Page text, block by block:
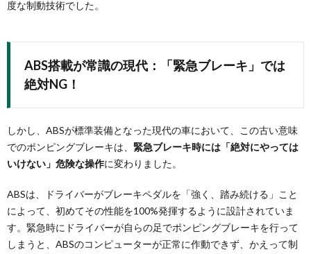
度な制動技術でした。
ABS搭載が常識の現代：「緊急ブレーキ」では
絶対NG！
しかし、ABSが標準装備となった現代の車において、この古い意味
でのポンピングブレーキは、 緊急ブレーキ時には「絶対にやっては
いけない」危険な操作に変わりました。
ABSは、ドライバーがブレーキペダルを「強く、踏み続ける」こと
によって、初めてその性能を100%発揮するように設計されていま
す。緊急時にドライバーが自らの足でポンピングブレーキを行って
しまうと、ABSのコンピューターが正常に作動できず、かえって制